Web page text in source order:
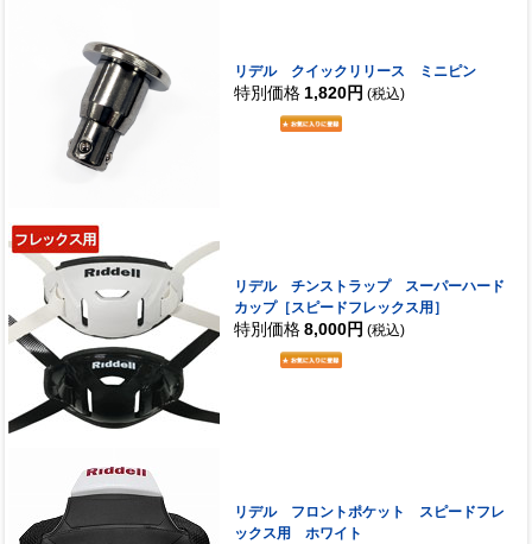
リデル クイックリリース ミニピン
特別価格 1,820円 (税込)
リデル チンストラップ スーパーハード
カップ［スピードフレックス用］
特別価格 8,000円 (税込)
リデル フロントポケット スピードフレ
ックス用 ホワイト